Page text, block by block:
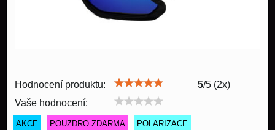
Hodnocení produktu: 5/5 (2x)
Vaše hodnocení:
AKCE POUZDRO ZDARMA POLARIZACE